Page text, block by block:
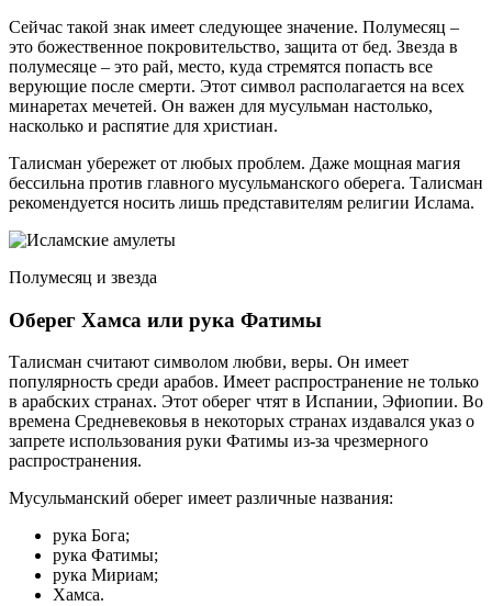
Сейчас такой знак имеет следующее значение. Полумесяц –
это божественное покровительство, защита от бед. Звезда в
полумесяце – это рай, место, куда стремятся попасть все
верующие после смерти. Этот символ располагается на всех
минаретах мечетей. Он важен для мусульман настолько,
насколько и распятие для христиан.
Талисман убережет от любых проблем. Даже мощная магия
бессильна против главного мусульманского оберега. Талисман
рекомендуется носить лишь представителям религии Ислама.
Полумесяц и звезда
Оберег Хамса или рука Фатимы
Талисман считают символом любви, веры. Он имеет
популярность среди арабов. Имеет распространение не только
в арабских странах. Этот оберег чтят в Испании, Эфиопии. Во
времена Средневековья в некоторых странах издавался указ о
запрете использования руки Фатимы из-за чрезмерного
распространения.
Мусульманский оберег имеет различные названия:
рука Бога;
рука Фатимы;
рука Мириам;
Хамса.